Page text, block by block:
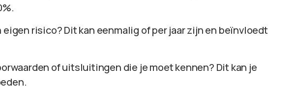
eigen risico? Dit kan eenmalig of per jaar zijn en beïnvloedt
of uitsluitingen die je moet kennen? Dit kan je